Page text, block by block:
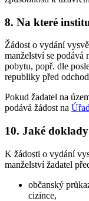
8. Na které
Žádost o vydání
manželství se podává
pobytu, popř. dle
republiky před
Pokud žadatel na
podává žádost na
10. Jaké
K žádosti o vydání
manželství žadatel
občanský
cizince,